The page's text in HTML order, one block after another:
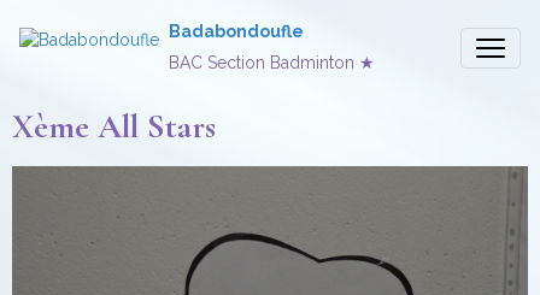
Badabondoufle
BAC Section Badminton ★
Xème All Stars